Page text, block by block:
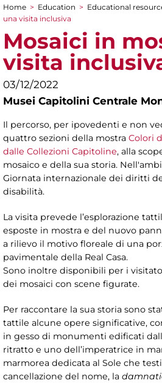
You are here
Home > Education > Educational
una visita inclusiva
Mosaici in
visita
03/12/2022
Musei Capitolini Centrale
Il percorso, per ipovedenti e non
quattro sezioni della mostra Colori
dalle Collezioni Capitoline, alla
mosaico e della sua storia.
Giornata internazionale dei diritti
disabilità.
La visita prevede l’esplorazione
esposte in mostra e del nuovo
a rilievo il motivo floreale di una
pavimentale della Real Casa.
Sono inoltre disponibili per i
dei mosaici con scene figurate.
Per raccontare la sua storia sono
tattile alcune opere significative,
in gesso di monumenti edificati
ritratto e uno dell’imperatrice in
marmorea dedicata al Sole che
cancellazione del nome, la